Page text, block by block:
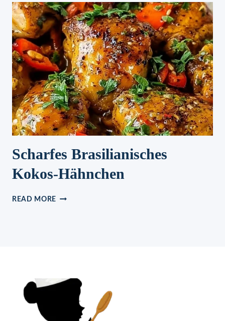
UND
KERNIG
Scharfes Brasilianisches
Kokos-Hähnchen
READ MORE SCHARFES